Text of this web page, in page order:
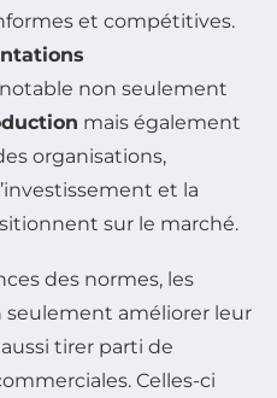
et compétitives.
non seulement
mais également
organisations,
et la
sur le marché.
des normes, les
améliorer leur
aussi tirer parti de
Celles-ci